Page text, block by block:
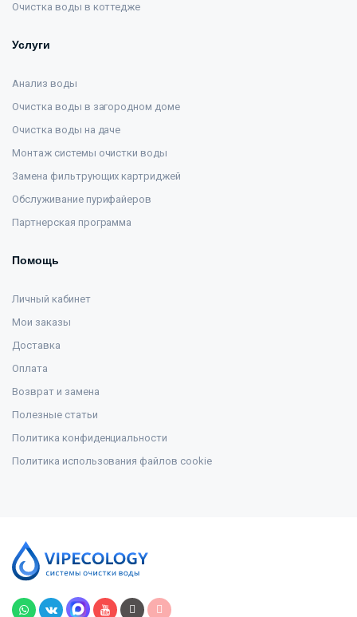
Очистка воды в коттедже
Услуги
Анализ воды
Очистка воды в загородном доме
Очистка воды на даче
Монтаж системы очистки воды
Замена фильтрующих картриджей
Обслуживание пурифайеров
Партнерская программа
Помощь
Личный кабинет
Мои заказы
Доставка
Оплата
Возврат и замена
Полезные статьи
Политика конфиденциальности
Политика использования файлов cookie